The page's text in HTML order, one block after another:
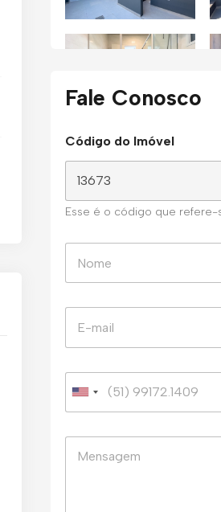
Fale Conosco
Código do Imóvel
Esse é o código que refere-